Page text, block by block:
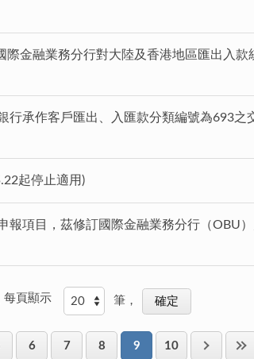
金融業務分行對大陸及香港地區匯出入款
行承作客戶匯出、入匯款分類編號為693之
起停止適用)
項目，茲修訂國際金融業務分行（OBU
每頁顯示 筆，
6 7 8 9 10